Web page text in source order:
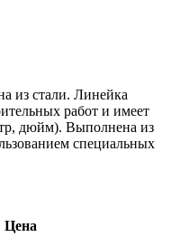
из стали. Линейка
работ и имеет
дюйм). Выполнена из
специальных
Цена